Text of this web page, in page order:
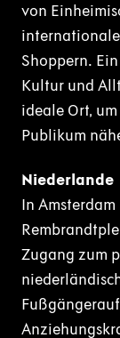
von
Shoppern.
Kultur und
ideale Ort,
Publikum
Niederlande
In
Zugang zum